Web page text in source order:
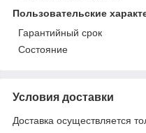
Пользовательские
Гарантийный срок
Состояние
Условия доставки
Доставка осуществляется